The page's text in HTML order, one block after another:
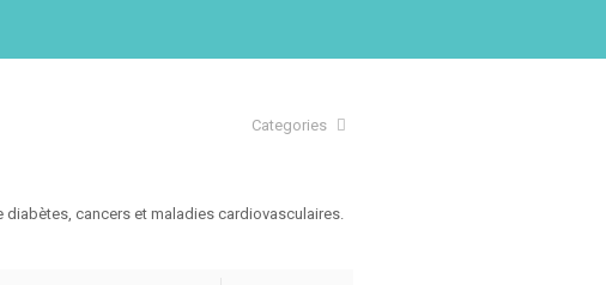
Categories
diabètes, cancers et maladies cardiovasculaires.